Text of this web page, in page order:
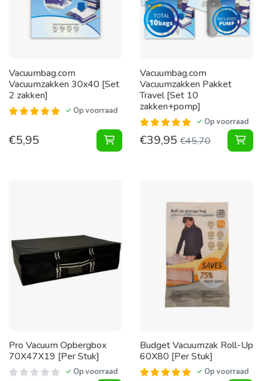
Vacuumbag.com
Vacuumzakken 30x40 [Set
2 zakken]
Op voorraad
€5,95 Vacuumzakken 30x40 [Set 2
Vacuumbag.com
Vacuumzakken Pakket
Travel [Set 10
zakken+pomp]
Op voorraad
€39,95 €45,70
Pro Vacuum Opbergbox
70X47X19 [Per Stuk]
Op voorraad
Budget Vacuumzak Roll-Up
60X80 [Per Stuk]
Op voorraad